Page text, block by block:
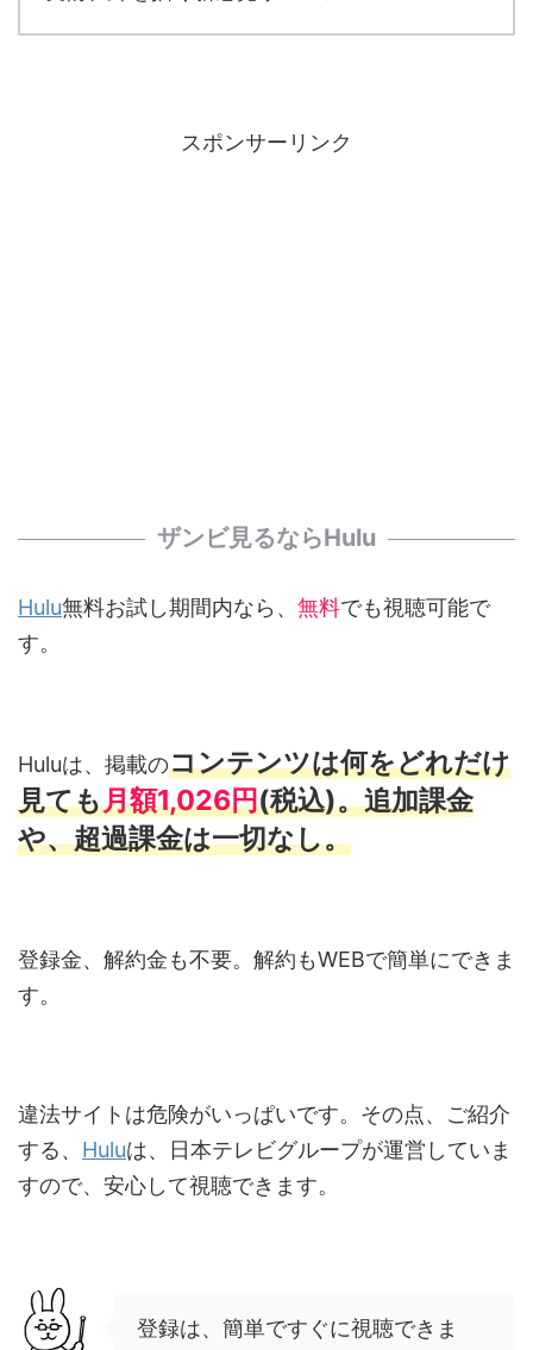
スポンサーリンク
ザンビ見るならHulu
Hulu無料お試し期間内なら、 無料でも視聴可能で
す。
Huluは、掲載のコンテンツは何をどれだけ
見ても月額1,026円(税込)。追加課金
や、超過課金は一切なし。
登録金、解約金も不要。解約もWEBで簡単にできま
す。
違法サイトは危険がいっぱいです。その点、ご紹介
する、 Huluは、日本テレビグループが運営していま
すので、安心して視聴できます。
登録は、簡単ですぐに視聴できま